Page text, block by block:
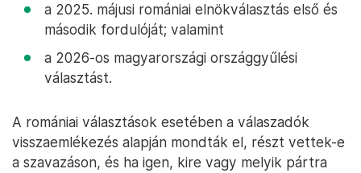
a 2025. májusi romániai elnökválasztás első és
második fordulóját; valamint
a 2026-os magyarországi országgyűlési
választást.
A romániai választások esetében a válaszadók
visszaemlékezés alapján mondták el, részt vettek-e
a szavazáson, és ha igen, kire vagy melyik pártra